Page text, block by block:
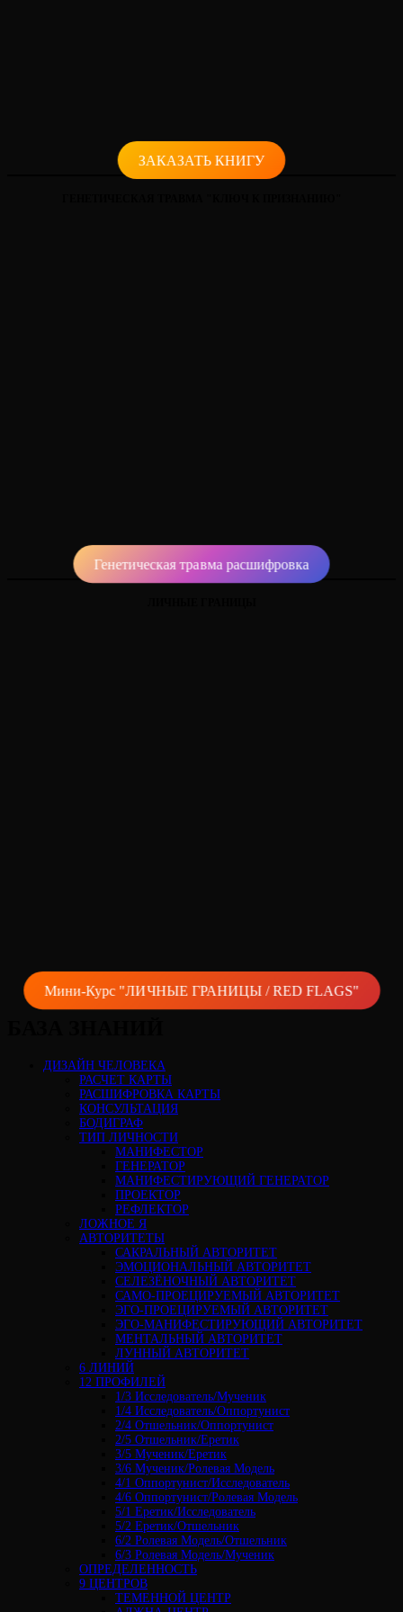
ЗАКАЗАТЬ КНИГУ
Генетическая травма расшифровка
Мини-Курс "ЛИЧНЫЕ ГРАНИЦЫ / RED FLAGS"
ДИЗАЙН ЧЕЛОВЕКА
РАСЧЕТ КАРТЫ
РАСШИФРОВКА КАРТЫ
КОНСУЛЬТАЦИЯ
БОДИГРАФ
ТИП ЛИЧНОСТИ
МАНИФЕСТОР
ГЕНЕРАТОР
МАНИФЕСТИРУЮЩИЙ ГЕНЕРАТОР
ПРОЕКТОР
РЕФЛЕКТОР
ЛОЖНОЕ Я
АВТОРИТЕТЫ
САКРАЛЬНЫЙ АВТОРИТЕТ
ЭМОЦИОНАЛЬНЫЙ АВТОРИТЕТ
СЕЛЕЗЁНОЧНЫЙ АВТОРИТЕТ
САМО-ПРОЕЦИРУЕМЫЙ АВТОРИТЕТ
ЭГО-ПРОЕЦИРУЕМЫЙ АВТОРИТЕТ
ЭГО-МАНИФЕСТИРУЮЩИЙ АВТОРИТЕТ
МЕНТАЛЬНЫЙ АВТОРИТЕТ
ЛУННЫЙ АВТОРИТЕТ
6 ЛИНИЙ
12 ПРОФИЛЕЙ
1/3 Исследователь/Мученик
1/4 Исследователь/Оппортунист
2/4 Отшельник/Оппортунист
2/5 Отшельник/Еретик
3/5 Мученик/Еретик
3/6 Мученик/Ролевая Модель
4/1 Оппортунист/Исследователь
4/6 Оппортунист/Ролевая Модель
5/1 Еретик/Исследователь
5/2 Еретик/Отшельник
6/2 Ролевая Модель/Отшельник
6/3 Ролевая Модель/Мученик
ОПРЕДЕЛЕННОСТЬ
9 ЦЕНТРОВ
ТЕМЕННОЙ ЦЕНТР